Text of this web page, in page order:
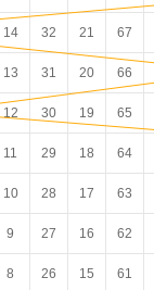
14 32 21 67
13 31 20 66
12 30 19 65
11 29 18 64
10 28 17 63
9 27 16 62
8 26 15 61